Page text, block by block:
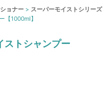
ョナー > スーパーモイストシリーズ
1000ml】
トシャンプー